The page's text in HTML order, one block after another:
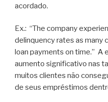
acordado.
Ex.: “The company
delinquency rates as many
loan payments on time.” A
aumento significativo nas
muitos clientes não
de seus empréstimos